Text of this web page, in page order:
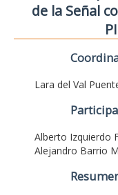
de la Señal
Lara del Val
Alberto Izquierdo
Alejandro Barrio